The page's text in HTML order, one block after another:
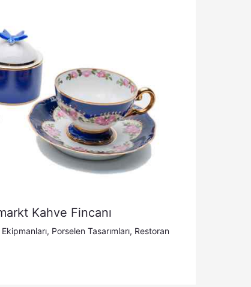
Kahve Fincanı
, Porselen Tasarımları, Restoran